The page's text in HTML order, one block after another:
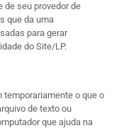
de seu provedor de
que da uma
para gerar
do Site/LP.
temporariamente o que o
de texto ou
que ajuda na